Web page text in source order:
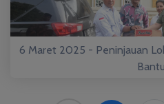
6 Maret 2025 - Peninjauan